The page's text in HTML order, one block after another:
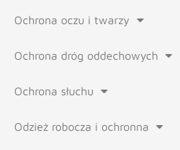
Ochrona oczu i twarzy
Ochrona dróg oddechowych
Ochrona słuchu
Odzież robocza i ochronna